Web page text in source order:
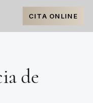
CITA ONLINE
de